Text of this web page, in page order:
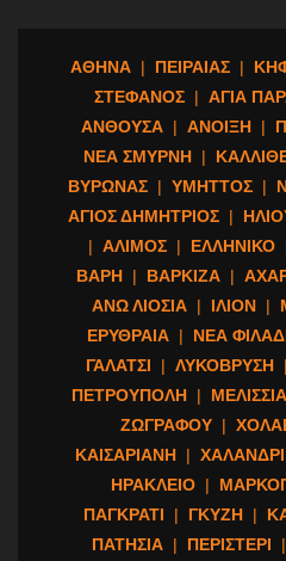
ΑΘΗΝΑ | ΠΕΙΡΑΙΑΣ |
ΣΤΕΦΑΝΟΣ | ΑΓΙΑ
ΑΝΘΟΥΣΑ | ΑΝΟΙΞΗ |
ΝΕΑ ΣΜΥΡΝΗ |
ΒΥΡΩΝΑΣ | ΥΜΗΤΤΟΣ |
ΑΓΙΟΣ ΔΗΜΗΤΡΙΟΣ |
| ΑΛΙΜΟΣ | ΕΛΛΗΝΙΚΟ
ΒΑΡΗ | ΒΑΡΚΙΖΑ |
ΑΝΩ ΛΙΟΣΙΑ | ΙΛΙΟΝ |
ΕΡΥΘΡΑΙΑ | ΝΕΑ
ΓΑΛΑΤΣΙ
| ΛΥΚΟΒΡΥΣΗ |
ΠΕΤΡΟΥΠΟΛΗ | ΜΕΛΙΣΣΙΑ
ΖΩΓΡΑΦΟΥ |
ΚΑΙΣΑΡΙΑΝΗ | ΧΑΛΑΝΔΡΙ
ΗΡΑΚΛΕΙΟ |
ΠΑΓΚΡΑΤΙ
| ΓΚΥΖΗ |
ΠΑΤΗΣΙΑ | ΠΕΡΙΣΤΕΡΙ |